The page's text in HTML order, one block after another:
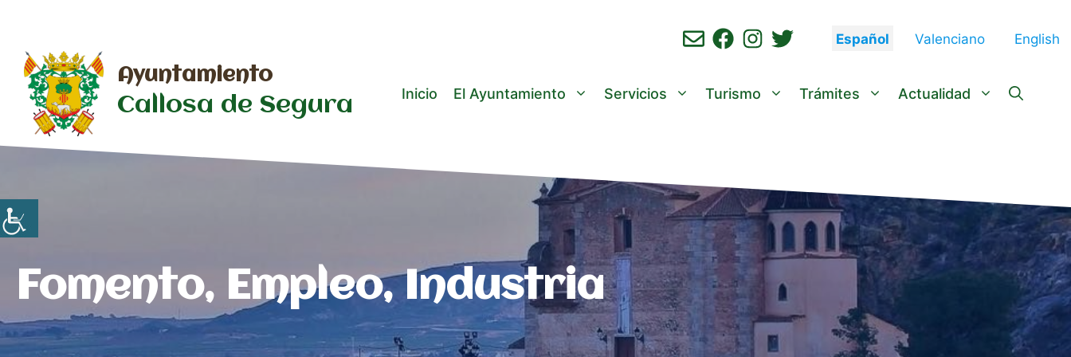
contenido
Español Valenciano English
Ayuntamiento
Callosa de Segura Inicio El Ayuntamiento Servicios Turismo Trámites Actualidad
Fomento, Empleo, Industria